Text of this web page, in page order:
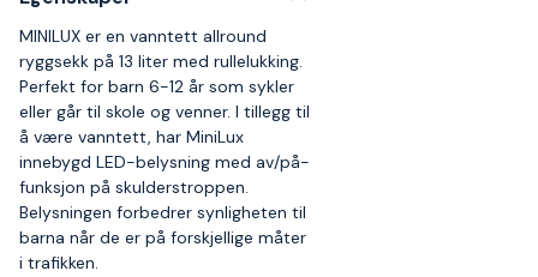
MINILUX er en vanntett allround
ryggsekk på 13 liter med rullelukking.
Perfekt for barn 6-12 år som sykler
eller går til skole og venner. I tillegg til
å være vanntett, har MiniLux
innebygd LED-belysning med av/på-
funksjon på skulderstroppen.
Belysningen forbedrer synligheten til
barna når de er på forskjellige måter
i trafikken.